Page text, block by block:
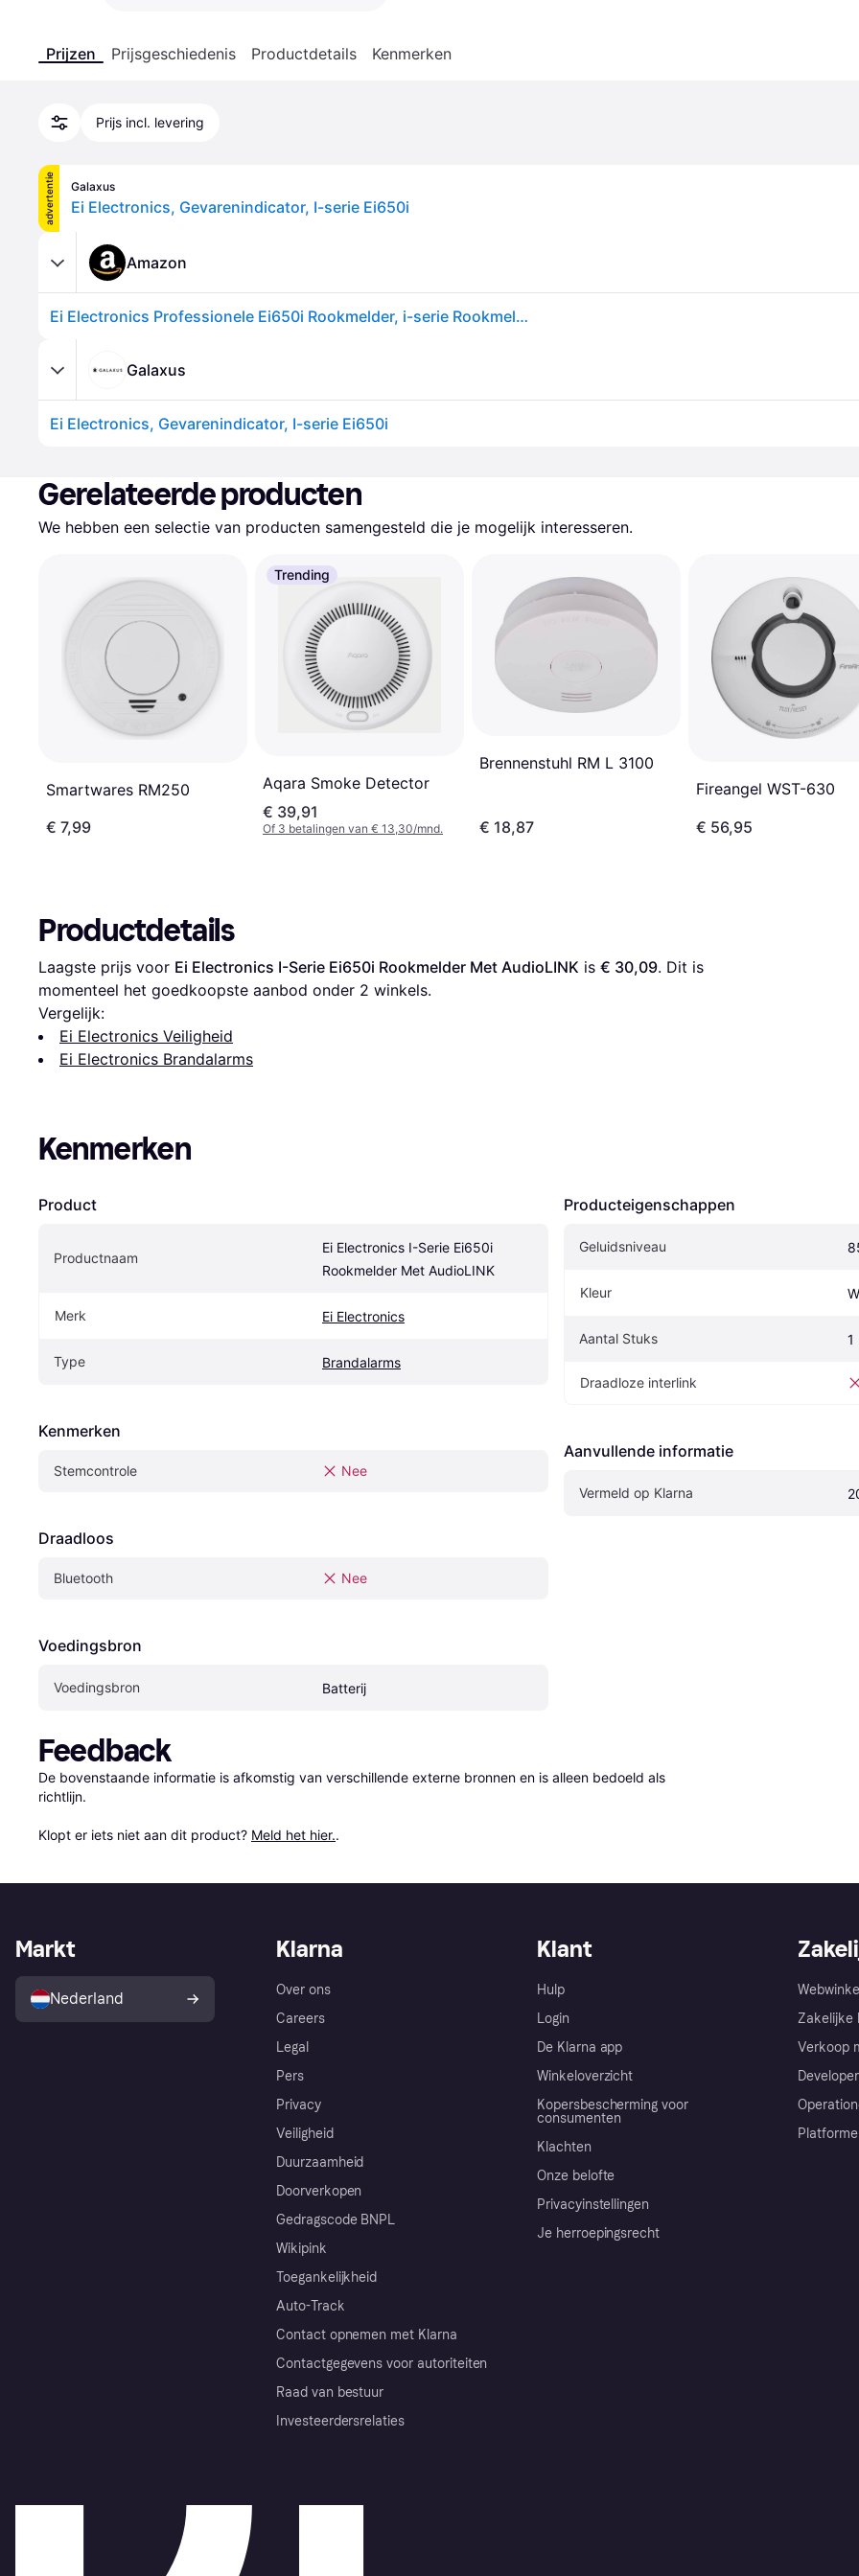
Prijzen Prijsgeschiedenis Productdetails Kenmerken
Prijs incl. levering
advertentie Galaxus
Ei Electronics, Gevarenindicator, I-serie Ei650i
Amazon
Ei Electronics Professionele Ei650i Rookmelder, i-serie Rookmelder met AudioLINK-functie en batterij voor 10 jaar, stand-alone-apparaat, wit
Galaxus
Ei Electronics, Gevarenindicator, I-serie Ei650i
Gerelateerde producten
We hebben een selectie van producten samengesteld die je mogelijk interesseren.
Smartwares RM250
€ 7,99
Trending
Aqara Smoke Detector
€ 39,91
Of 3 betalingen van € 13,30/mnd.
Brennenstuhl RM L 3100
€ 18,87
Fireangel WST-630
€ 56,95
Productdetails
Laagste prijs voor Ei Electronics I-Serie Ei650i Rookmelder Met AudioLINK is € 30,09. Dit is
momenteel het goedkoopste aanbod onder 2 winkels.
Vergelijk:
Ei Electronics Veiligheid
Ei Electronics Brandalarms
Kenmerken
Product
Productnaam
Ei Electronics I-Serie Ei650i
Rookmelder Met AudioLINK
Merk Ei Electronics
Type Brandalarms
Kenmerken
Stemcontrole Nee
Draadloos
Bluetooth Nee
Voedingsbron
Voedingsbron Batterij
Producteigenschappen
Geluidsniveau
Kleur
Aantal Stuks 1
Draadloze interlink
Aanvullende informatie
Vermeld op Klarna
Feedback
De bovenstaande informatie is afkomstig van verschillende externe bronnen en is alleen bedoeld als
richtlijn.
Klopt er iets niet aan dit product? Meld het hier..
Klarna
Over ons
Careers
Legal
Pers
Privacy
Veiligheid
Duurzaamheid
Doorverkopen
Gedragscode BNPL
Wikipink
Toegankelijkheid
Auto-Track
Contact opnemen met Klarna
Contactgegevens voor autoriteiten
Raad van bestuur
Investeerdersrelaties
Klant
Hulp
Login
De Klarna app
Winkeloverzicht
Kopersbescherming voor
consumenten
Klachten
Onze belofte
Privacyinstellingen
Je herroepingsrecht
Zakelijke
Verkoop
Markt
Nederland